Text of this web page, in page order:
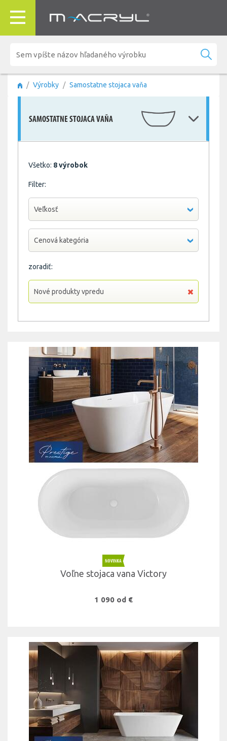
Výrobky Samostatne stojaca vaňa
SAMOSTATNE STOJACA VAŇA
Všetko: 8 výrobok
Filter:
Veľkosť
Cenová kategória
zoradiť:
Nové produkty vpredu
Voľne stojaca vana Victory
1 090 od €